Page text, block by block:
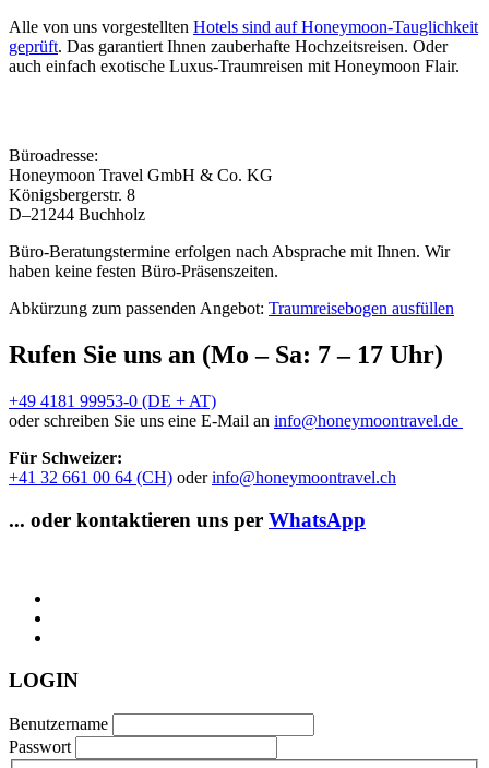
Alle von uns vorgestellten Hotels sind auf Honeymoon-Tauglichkeit
geprüft. Das garantiert Ihnen zauberhafte Hochzeitsreisen. Oder
auch einfach exotische Luxus-Traumreisen mit Honeymoon Flair.
Büroadresse:
Honeymoon Travel GmbH & Co. KG
Königsbergerstr. 8
D–21244 Buchholz
Büro-Beratungstermine erfolgen nach Absprache mit Ihnen. Wir
haben keine festen Büro-Präsenszeiten.
Abkürzung zum passenden Angebot: Traumreisebogen ausfüllen
Rufen Sie uns an (Mo – Sa: 7 – 17 Uhr)
+49 4181 99953-0 (DE + AT)
oder schreiben Sie uns eine E-Mail an info@honeymoontravel.de
Für Schweizer:
+41 32 661 00 64 (CH) oderinfo@honeymoontravel.ch
... oder kontaktieren uns per WhatsApp
LOGIN
Benutzername
Passwort